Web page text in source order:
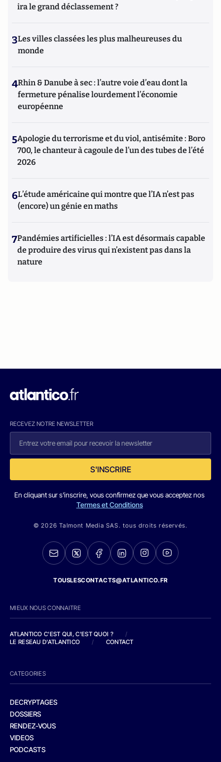
ira le grand déclassement ?
3Les villes classées les plus malheureuses du
monde
4Rhin & Danube à sec : l’autre voie d’eau dont la
fermeture pénalise lourdement l’économie
européenne
5Apologie du terrorisme et du viol, antisémite : Boro
700, le chanteur à cagoule de l’un des tubes de l’été
2026
6L’étude américaine qui montre que l’IA n’est pas
(encore) un génie en maths
7Pandémies artificielles : l’IA est désormais capable
de produire des virus qui n’existent pas dans la
nature
RECEVEZ NOTRE NEWSLETTER
S'INSCRIRE
En cliquant sur s'inscrire, vous confirmez que vous acceptez nos
Termes et Conditions
© 2026 Talmont Media SAS. tous droits réservés.
TOUSLESCONTACTS@ATLANTICO.FR
MIEUX NOUS CONNAITRE
ATLANTICO C'EST QUI, C'EST QUOI ?
/
LE RESEAU D'ATLANTICO
/ CONTACT
CATEGORIES
DECRYPTAGES
DOSSIERS
RENDEZ-VOUS
VIDEOS
PODCASTS